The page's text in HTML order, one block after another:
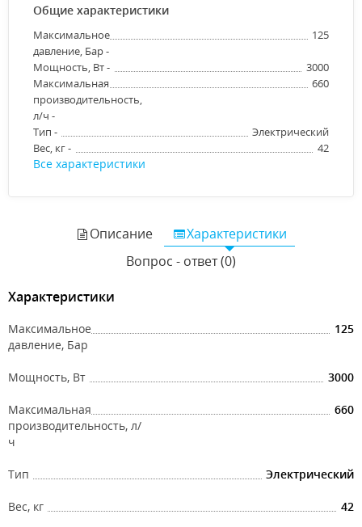
Общие характеристики
Максимальное
давление, Бар -
125
Мощность, Вт -
3000
Максимальная
производительность,
л/ч -
660
Тип -
Электрический
Вес, кг -
42
Все характеристики
Описание
Характеристики
Вопрос - ответ (0)
Характеристики
Максимальное
давление, Бар
125
Мощность, Вт 3000
Максимальная
производительность, л/
ч
660
Тип Электрический
Вес, кг 42